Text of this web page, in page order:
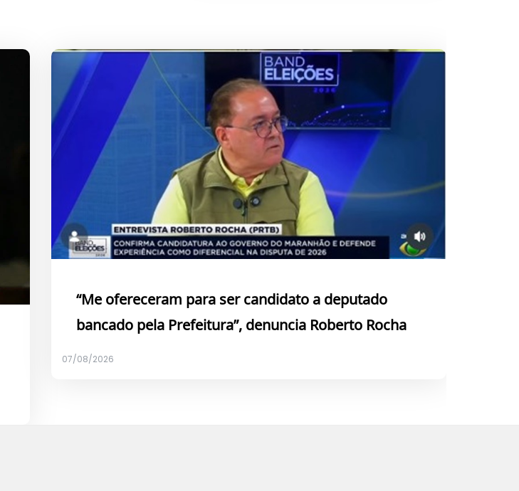
“Me ofereceram para ser candidato a deputado
bancado pela Prefeitura”, denuncia Roberto Rocha
07/08/2026